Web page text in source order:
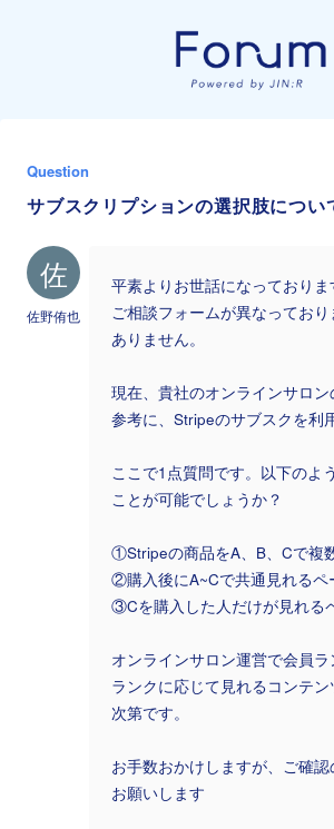
Question
サブスクリプションの選択肢につい
佐
佐野侑也
平素よりお世話になっておりま
ご相談フォームが異なってお
ありません。
現在、貴社のオンラインサロ
参考に、Stripeのサブスクを利
ここで1点質問です。以下のよ
ことが可能でしょうか？
①Stripeの商品をA、B、Cで複
②購入後にA~Cで共通見れるペ
③Cを購入した人だけが見れる
オンラインサロン運営で会員ラ
ランクに応じて見れるコンテ
次第です。
お手数おかけしますが、ご確認
お願いします